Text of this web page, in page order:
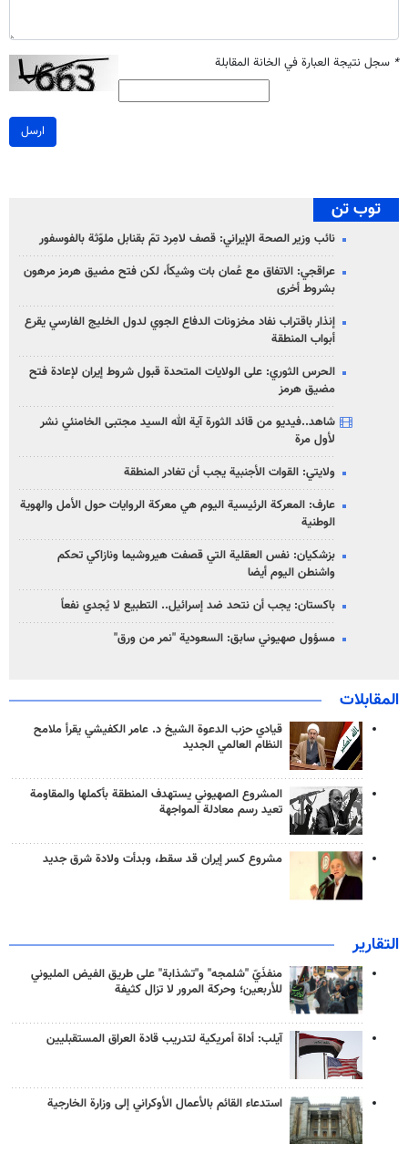
* سجل نتيجة العبارة في الخانة المقابلة
ارسل
توب تن
نائب وزير الصحة الإيراني: قصف لامِرد تمّ بقنابل ملوّثة بالفوسفور
عراقجي: الاتفاق مع عُمان بات وشيكاً، لكن فتح مضيق هرمز مرهون
بشروط أخرى
إنذار باقتراب نفاد مخزونات الدفاع الجوي لدول الخليج الفارسي يقرع
أبواب المنطقة
الحرس الثوري: على الولايات المتحدة قبول شروط إيران لإعادة فتح
مضيق هرمز
شاهد..فيديو من قائد الثورة آية الله السيد مجتبى الخامنئي نشر
لأول مرة
ولايتي: القوات الأجنبية يجب أن تغادر المنطقة
عارف: المعركة الرئيسية اليوم هي معركة الروايات حول الأمل والهوية
الوطنية
بزشكيان: نفس العقلية التي قصفت هيروشيما ونازاكي تحكم
واشنطن اليوم أيضا
باكستان: يجب أن نتحد ضد إسرائيل.. التطبيع لا يُجدي نفعاً
مسؤول صهيوني سابق: السعودية "نمر من ورق"
المقابلات
قيادي حزب الدعوة الشيخ د. عامر الكفيشي يقرأ ملامح
النظام العالمي الجديد
المشروع الصهيوني يستهدف المنطقة بأكملها والمقاومة
تعيد رسم معادلة المواجهة
مشروع كسر إيران قد سقط، وبدأت ولادة شرق جديد
التقارير
منفذَيّ "شلمجه" و"تشذابة" على طريق الفيض المليوني
للأربعين؛ وحركة المرور لا تزال كثيفة
آيلب: أداة أمريكية لتدريب قادة العراق المستقبليين
استدعاء القائم بالأعمال الأوكراني إلى وزارة الخارجية